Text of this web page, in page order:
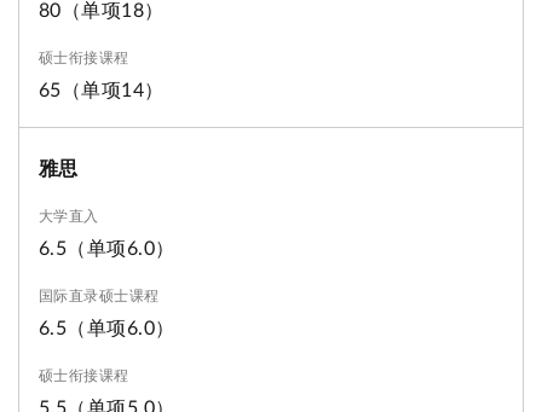
80（单项18）
65（单项14）
雅思
6.5（单项6.0）
6.5（单项6.0）